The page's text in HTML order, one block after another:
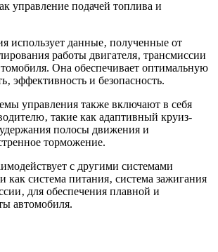
управление подачей топлива и
использует данные‚ полученные от
работы двигателя‚ трансмиссии
Она обеспечивает оптимальную
эффективность и безопасность.
управления также включают в себя
такие как адаптивный круиз-
удержания полосы движения и
торможение.
с другими системами
как система питания‚ система зажигания
для обеспечения плавной и
автомобиля.